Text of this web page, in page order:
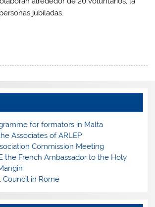
jubiladas.
for formators in Malta
Associates of ARLEP
Commission Meeting
the French Ambassador to the Holy
Council in Rome